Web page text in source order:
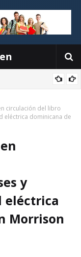
circulación del libro
eléctrica dominicana de
y
eléctrica
Morrison